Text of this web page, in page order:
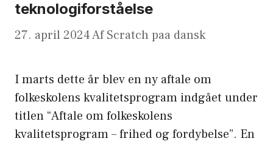
teknologiforståelse
27. april 2024AfScratch paa dansk
I marts dette år blev en ny aftale om
folkeskolens kvalitetsprogram indgået under
titlen “Aftale om folkeskolens
kvalitetsprogram – frihed og fordybelse”. En